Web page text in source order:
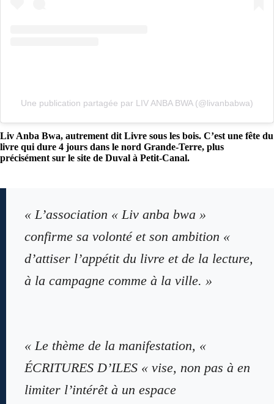
Une publication partagée par LIV ANBA BWA (@livanbabwa)
Liv Anba Bwa, autrement dit Livre sous les bois. C’est une fête du
livre qui dure 4 jours dans le nord Grande-Terre, plus
précisément sur le site de Duval à Petit-Canal.
« L’association « Liv anba bwa »
confirme sa volonté et son ambition «
d’attiser l’appétit du livre et de la lecture,
à la campagne comme à la ville. »
« Le thème de la manifestation, «
ÉCRITURES D’ILES « vise, non pas à en
limiter l’intérêt à un espace